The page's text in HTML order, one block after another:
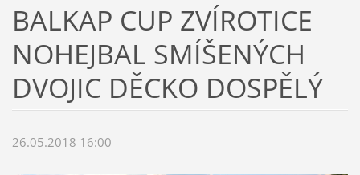
BALKAP CUP ZVÍROTICE
NOHEJBAL SMÍŠENÝCH
DVOJIC DĚCKO DOSPĚLÝ
26.05.2018 16:00